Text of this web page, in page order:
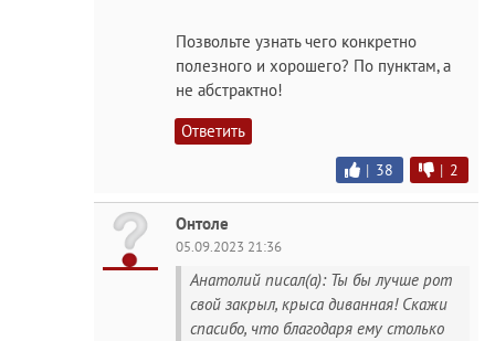
Позвольте узнать чего конкретно
полезного и хорошего? По пунктам, а
не абстрактно!
Ответить
| 38 | 2
Онтоле
05.09.2023 21:36
Анатолий писал(а): Ты бы лучше рот
свой закрыл, крыса диванная! Скажи
спасибо, что благодаря ему столько